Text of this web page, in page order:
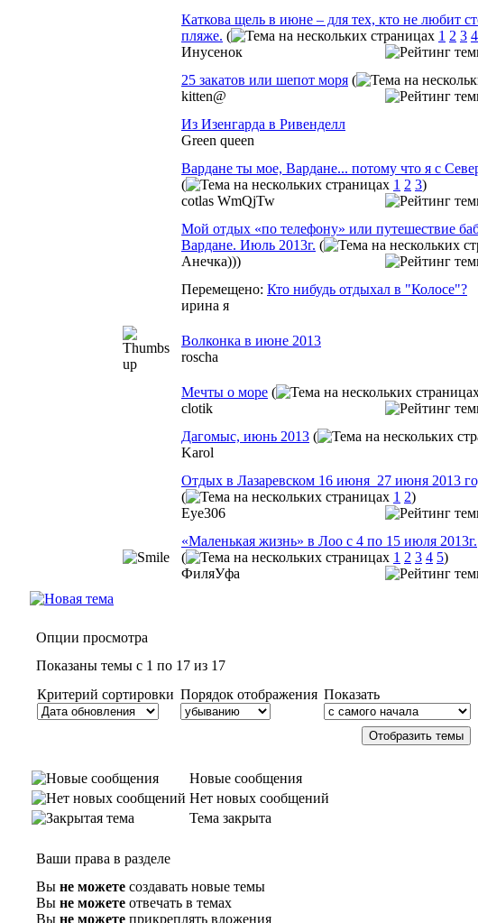
Каткова щель в июне – для тех, кто не любит
пляже. ( 1 2 3 4
Инусенок
25 закатов или шепот моря (
kitten@
Из Изенгарда в Ривенделл
Green queen
Вардане ты мое, Вардане... потому что я с
(
1 2 3)
cotlas WmQjTw
Мой отдых «по телефону» или путешествие
Вардане. Июль 2013г. (
Анечка)))
Перемещено: Кто нибудь отдыхал в "Колосе"?
ирина я
Волконка в июне 2013
roscha
Мечты о море (
clotik
Дагомыс, июнь 2013 (
Karol
Отдых в Лазаревском 16 июня_27 июня 2013
(
1 2)
Eye306
«Маленькая жизнь» в Лоо с 4 по 15 июля 2013г.
(
1 2 3 4 5)
ФиляУфа
Опции просмотра
Показаны темы с 1 по 17 из 17
Критерий сортировки Порядок отображения Показать
Новые сообщения
Нет новых сообщений
Тема закрыта
Ваши права в разделе
Вы не можете создавать новые темы
Вы не можете отвечать в темах
Вы не можете прикреплять вложения